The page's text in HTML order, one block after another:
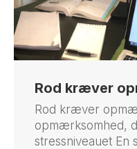
Rod kræver
Rod kræver
opmærksomhed,
stressniveauet En